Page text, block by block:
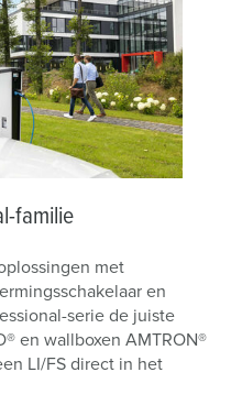
familie
met
en
serie de juiste
en wallboxen AMTRON®
LI/FS direct in het